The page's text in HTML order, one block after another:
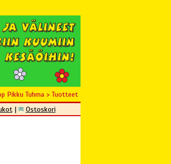
Pikku Tuhma > Tuotteet
| Ostoskori